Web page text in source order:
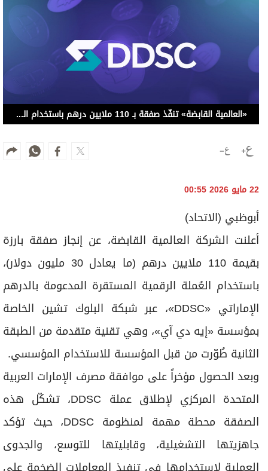
«العالمية القابضة» تنفّذ صفقة بـ 110 ملايين درهم باستخدام العُملة الرقمية المستقرة «DDSC»
22 مايو 2026 00:55
أبوظبي (الاتحاد)
أعلنت الشركة العالمية القابضة، عن إنجاز صفقة بارزة
بقيمة 110 ملايين درهم (ما يعادل 30 مليون دولار)،
باستخدام العُملة الرقمية المستقرة المدعومة بالدرهم
الإماراتي «DDSC»، عبر شبكة البلوك تشين الخاصة
بمؤسسة «إيه دي آي»، وهي تقنية متقدمة من الطبقة
الثانية طُوّرت من قبل المؤسسة للاستخدام المؤسسي.
وبعد الحصول مؤخراً على موافقة مصرف الإمارات العربية
المتحدة المركزي لإطلاق عملة DDSC، تشكّل هذه
الصفقة محطة مهمة لمنظومة DDSC، حيث تؤكد
جاهزيتها التشغيلية، وقابليتها للتوسع، والجدوى